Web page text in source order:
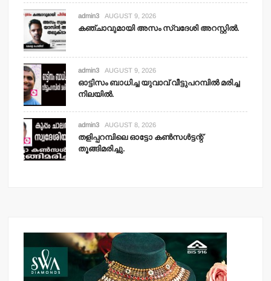
admin3 AUGUST 9, 2026
കഞ്ചാവുമായി അസം സ്വദേശി അറസ്റ്റില്‍.
admin3 AUGUST 9, 2026
ഓട്ടിസം ബാധിച്ച യുവാവ് വീട്ടുപറമ്പില്‍ മരിച്ച
നിലയില്‍.
admin3 AUGUST 8, 2026
തളിപ്പറമ്പിലെ ഓട്ടോ കണ്‍സള്‍ട്ടന്റ്
തൂങ്ങിമരിച്ചു.